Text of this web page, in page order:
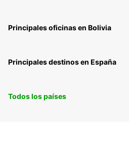
Principales oficinas en Bolivia
Principales destinos en España
Todos los países